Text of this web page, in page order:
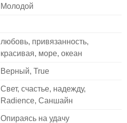
Молодой
любовь, привязанность,
красивая, море, океан
Верный, True
Свет, счастье, надежду,
Radience, Саншайн
Опираясь на удачу